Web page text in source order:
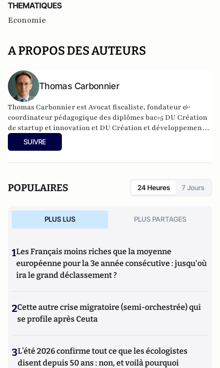
THEMATIQUES
Economie
A PROPOS DES AUTEURS
Thomas Carbonnier
Thomas Carbonnier est Avocat fiscaliste, fondateur &
coordinateur pédagogique des diplômes bac+5 DU Création
de startup et innovation et DU Création et développement
de structures en santé à l'Université Paris Cité. Il est
également Président de l'UNPI 95, une association de
SUIVRE
POPULAIRES 24 Heures 7 Jours
PLUS LUS PLUS PARTAGES
1Les Français moins riches que la moyenne
européenne pour la 3e année consécutive : jusqu'où
ira le grand déclassement ?
2Cette autre crise migratoire (semi-orchestrée) qui
se profile après Ceuta
3L’été 2026 confirme tout ce que les écologistes
disent depuis 50 ans : non, et voilà pourquoi